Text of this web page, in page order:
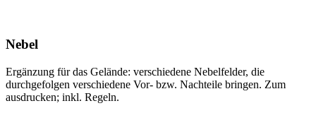
Nebel
Ergänzung für das Gelände: verschiedene Nebelfelder, die
durchgefolgen verschiedene Vor- bzw. Nachteile bringen. Zum
ausdrucken; inkl. Regeln.